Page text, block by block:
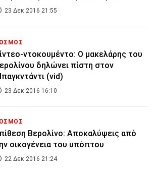
23 Δεκ 2016 21:55
ντοκουμέντο: Ο μακελάρης του
δηλώνει πίστη στον
(vid)
23 Δεκ 2016 16:10
Βερολίνο: Αποκαλύψεις από
οικογένεια του υπόπτου
22 Δεκ 2016 21:24